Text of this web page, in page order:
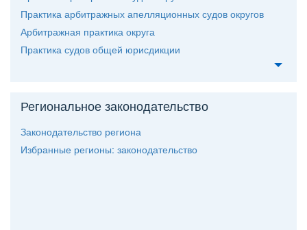
Практика арбитражных апелляционных судов округо
Арбитражная практика округа
Практика судов общей юрисдикции
Региональное законодательство
Законодательство региона
Избранные регионы: законодательство